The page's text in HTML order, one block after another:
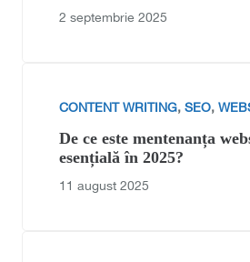
2 septembrie 2025
CONTENT WRITING, SEO,
De ce este mentenanța
esențială în 2025?
11 august 2025